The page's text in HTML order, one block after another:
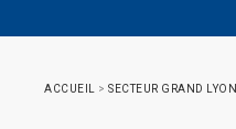
ACCUEIL > SECTEUR GRAND LYON